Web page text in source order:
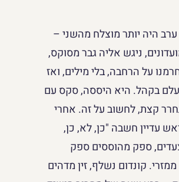
כל ערב היה יותר מוצלח מהשני –
ניגש אליה גבר מסוקס,
על הרחבה, בלי מילים, ואז
אמצעי בשירותים, למעלה, שם עוד 10 דקות" ונעלם בקהל. היא היססה, סקס עם
קצת, לחשוב על זה. אחרי
עדיין חשבה "כן, לא, כן,
ספק מהוססים ספק
קונדום נשלף, זין מדהים